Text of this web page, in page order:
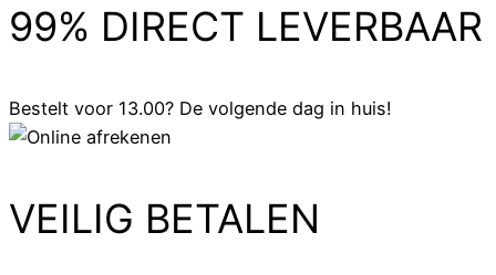
99% DIRECT LEVERBAAR
Bestelt voor 13.00? De volgende dag in huis!
VEILIG BETALEN